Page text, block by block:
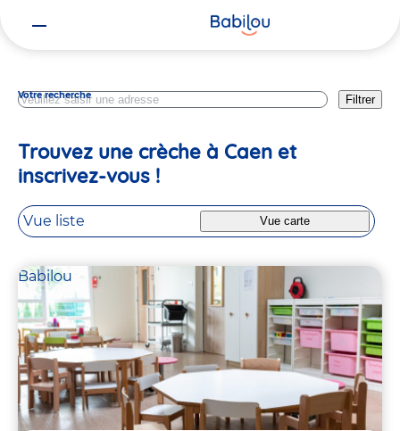
Votre recherche Filtrer
Trouvez une crèche à Caen et
inscrivez-vous !
Vue liste Vue carte
Babilou